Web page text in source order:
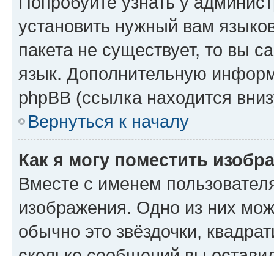
установить нужный вам
пакета не существует, то вы
язык. Дополнительную
phpBB (ссылка находится
Вернуться к началу
Как я могу поместить
Вместе с именем
изображения. Одно из них
обычно это звёздочки,